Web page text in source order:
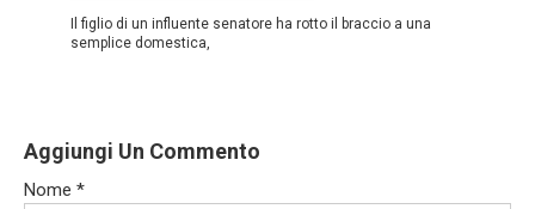
Il figlio di un influente senatore ha rotto il braccio a una
semplice domestica,
Aggiungi Un Commento
Nome *